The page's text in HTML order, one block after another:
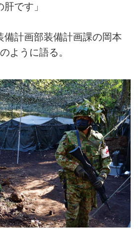
です」
計画部装備計画課の岡本
ように語る。